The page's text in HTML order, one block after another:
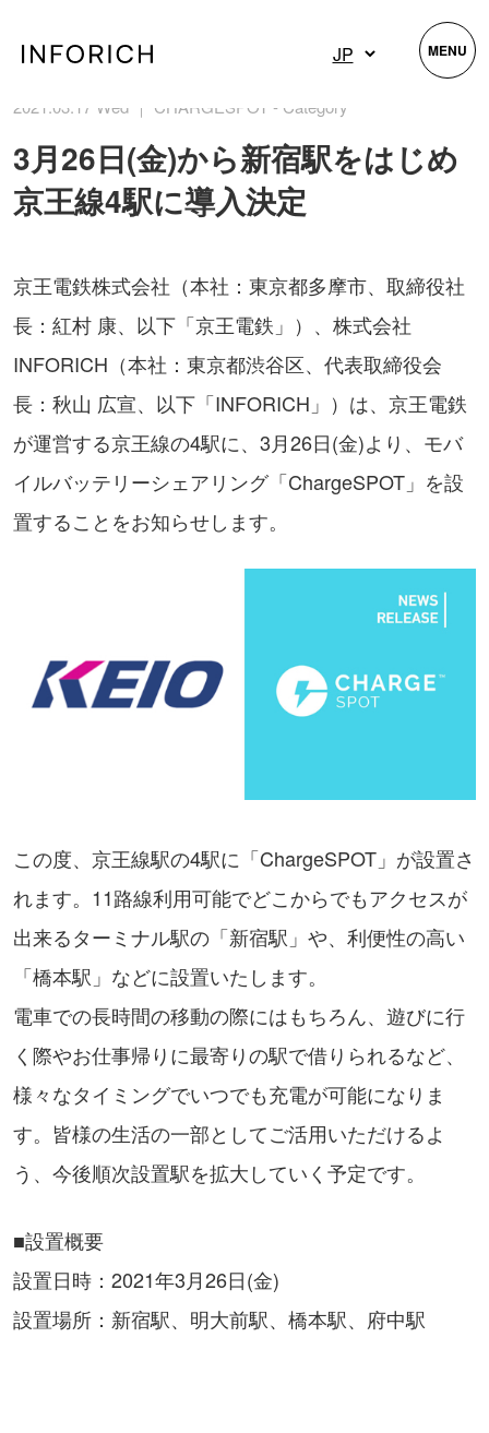
2021.03.17 Wed ｜ CHARGESPOT - Category
3月26日(金)から新宿駅をはじめ
京王線4駅に導入決定
京王電鉄株式会社（本社：東京都多摩市、取締役社
長：紅村 康、以下「京王電鉄」）、株式会社
INFORICH（本社：東京都渋谷区、代表取締役会
長：秋山 広宣、以下「INFORICH」）は、京王電鉄
が運営する京王線の4駅に、3月26日(金)より、モバ
イルバッテリーシェアリング「ChargeSPOT」を設
置することをお知らせします。
この度、京王線駅の4駅に「ChargeSPOT」が設置さ
れます。11路線利用可能でどこからでもアクセスが
出来るターミナル駅の「新宿駅」や、利便性の高い
「橋本駅」などに設置いたします。
電車での長時間の移動の際にはもちろん、遊びに行
く際やお仕事帰りに最寄りの駅で借りられるなど、
様々なタイミングでいつでも充電が可能になりま
す。皆様の生活の一部としてご活用いただけるよ
う、今後順次設置駅を拡大していく予定です。
■設置概要
設置日時：2021年3月26日(金)
設置場所：新宿駅、明大前駅、橋本駅、府中駅
MENU